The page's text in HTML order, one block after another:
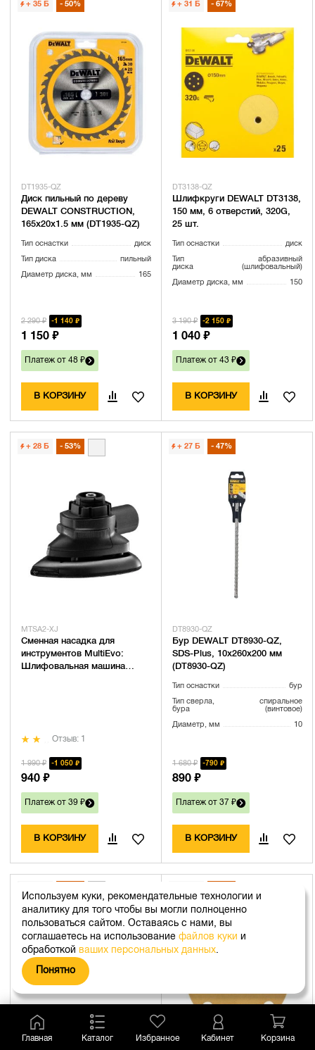
Используем куки, рекомендательные технологии и
аналитику для того чтобы вы могли полноценно
пользоваться сайтом. Оставаясь с нами, вы
соглашаетесь на использование файлов куки и
обработкой ваших персональных данных.
Понятно
+ 35 Б 50%
DT1935-QZ
Диск пильный по дереву
DEWALT CONSTRUCTION,
165х20х1.5 мм (DT1935-QZ)
Тип оснастки диск
Тип диска пильный
Диаметр диска, мм 165
2 290 ₽ 1 140 ₽
1 150 ₽
Платеж от 48 ₽
В КОРЗИНУ
+ 31 Б 67%
DT3138-QZ
Шлифкруги DEWALT DT3138,
150 мм, 6 отверстий, 320G,
25 шт.
Тип оснастки диск
Тип
диска
абразивный
(шлифовальный)
Диаметр диска, мм 150
3 190 ₽ 2 150 ₽
1 040 ₽
Платеж от 43 ₽
В КОРЗИНУ
+ 28 Б 53%
MTSA2-XJ
Сменная насадка для
инструментов MultiEvo:
Шлифовальная машина
Отзыв: 1
1 990 ₽ 1 050 ₽
940 ₽
Платеж от 39 ₽
В КОРЗИНУ
+ 27 Б 47%
DT8930-QZ
Бур DEWALT DT8930-QZ,
SDS-Plus, 10x260x200 мм
(DT8930-QZ)
Тип оснастки бур
Тип сверла,
бура
спиральное
(винтовое)
Диаметр, мм 10
1 680 ₽ 790 ₽
890 ₽
Платеж от 37 ₽
В КОРЗИНУ
Главная Каталог Избранное Кабинет Корзина